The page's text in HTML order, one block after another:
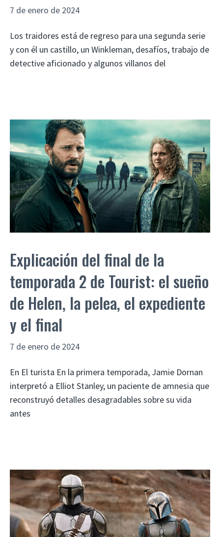
7 de enero de 2024
Los traidores está de regreso para una segunda serie
y con él un castillo, un Winkleman, desafíos, trabajo de
detective aficionado y algunos villanos del
Explicación del final de la
temporada 2 de Tourist: el sueño
de Helen, la pelea, el expediente
y el final
7 de enero de 2024
En El turista En la primera temporada, Jamie Dornan
interpretó a Elliot Stanley, un paciente de amnesia que
reconstruyó detalles desagradables sobre su vida
antes